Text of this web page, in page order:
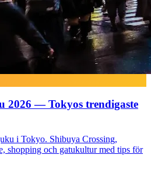
2026 — Tokyos trendigaste
i Tokyo. Shibuya Crossing,
shopping och gatukultur med tips för